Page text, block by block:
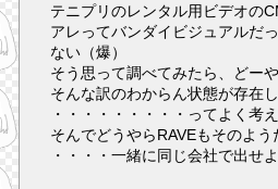
テニプリのレンタル用ビデオの
アレってバンダイビジュアルだ
ない（爆）
そう思って調べてみたら、どー
そんな訳のわからん状態が存在
・・・・・・・・・ってよく考
そんでどうやらRAVEもそのよう
・・・・一緒に同じ会社で出せ